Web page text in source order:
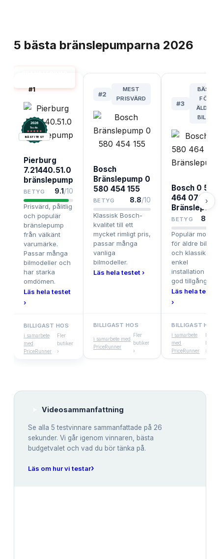
5 bästa bränslepumparna 2026
#1
2026
Testix.
BÄST I TEST
Pierburg
7.21440.51.0
bränslepump
BETYG 9.1/10
Prisvärd, pålitlig
och populär
bränslepump
från välkänt
varumärke.
Passar många
bilmodeller och
har starka
omdömen.
Läs hela testet
›
BILLIGAST HOS
i samarbete
med
PriceRunner
Fler
butiker
›
#2
MEST
PRISVÄRD
Bosch
Bränslepump 0
580 454 155
BETYG 8.8/10
Klassisk Bosch-
kvalitet till ett
mycket rimligt pris,
passar många
vanliga
bilmodeller.
Läs hela testet ›
BILLIGAST HOS
i samarbete med
PriceRunner
Fler
butiker
›
#3
BÄST
FÖR
ÄLDRE
BILAR
Bosch 0 580
464 070
BETYG 8.5
Populär modell
för äldre bilar
och klassiker,
enkel
installation och
god tillgång.
Läs hela testet
›
BILLIGAST HOS
i samarbete
med
PriceRunner
Fler
›
›
Videosammanfattning
Se alla 5 testvinnare sammanfattade på 26
sekunder. Vi går igenom vinnaren, bästa
budgetvalet och vad du bör tänka på.
Läs om hur vi testar›